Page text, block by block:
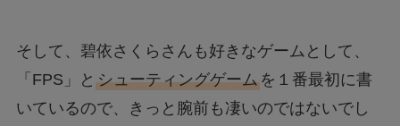
そして、碧依さくらさんも好きなゲームとして、
「FPS」と シューティングゲームを１番最初に書
いているので、きっと腕前も凄いのではないでし